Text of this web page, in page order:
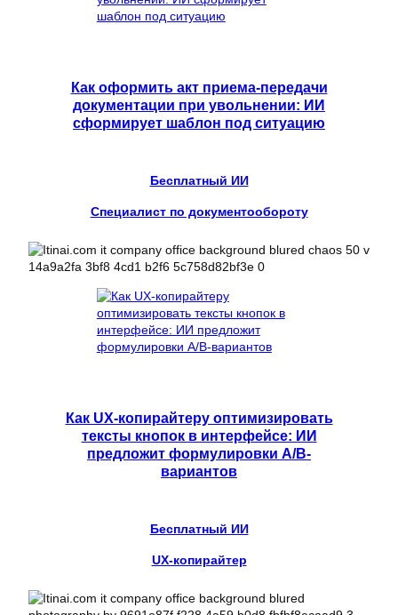
Как оформить акт приема-передачи
документации при увольнении: ИИ
сформирует шаблон под ситуацию
Бесплатный ИИ
Специалист по документообороту
Как UX-копирайтеру оптимизировать
тексты кнопок в интерфейсе: ИИ
предложит формулировки A/B-
вариантов
Бесплатный ИИ
UX-копирайтер